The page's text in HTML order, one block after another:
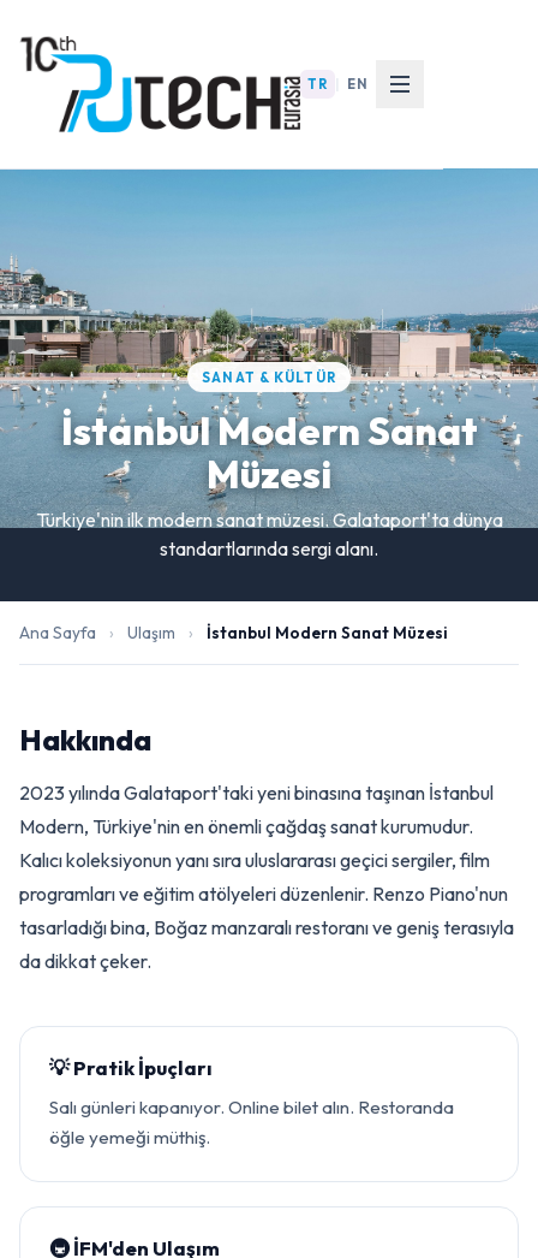
TR EN
SANAT & KÜLTÜR
İstanbul Modern Sanat
Müzesi
Türkiye'nin ilk modern sanat müzesi. Galataport'ta dünya
standartlarında sergi alanı.
Ana Sayfa › Ulaşım › İstanbul Modern Sanat Müzesi
Hakkında
2023 yılında Galataport'taki yeni binasına taşınan İstanbul
Modern, Türkiye'nin en önemli çağdaş sanat kurumudur.
Kalıcı koleksiyonun yanı sıra uluslararası geçici sergiler, film
programları ve eğitim atölyeleri düzenlenir. Renzo Piano'nun
tasarladığı bina, Boğaz manzaralı restoranı ve geniş terasıyla
da dikkat çeker.
💡 Pratik İpuçları
Salı günleri kapanıyor. Online bilet alın. Restoranda
öğle yemeği müthiş.
🚇 İFM'den Ulaşım